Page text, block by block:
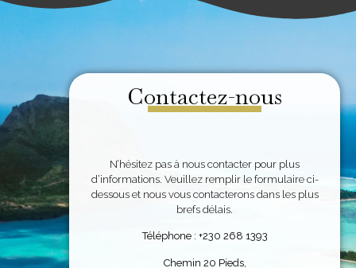
Contactez-nous
N’hésitez pas à nous contacter pour plus
d’informations. Veuillez remplir le formulaire ci-
dessous et nous vous contacterons dans les plus
brefs délais.
Téléphone : +230 268 1393
Chemin 20 Pieds,